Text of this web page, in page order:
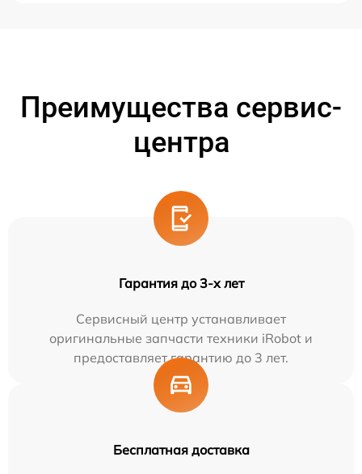
Преимущества сервис-
центра
Гарантия до 3-х лет
Сервисный центр устанавливает
оригинальные запчасти техники iRobot и
предоставляет гарантию до 3 лет.
Бесплатная доставка